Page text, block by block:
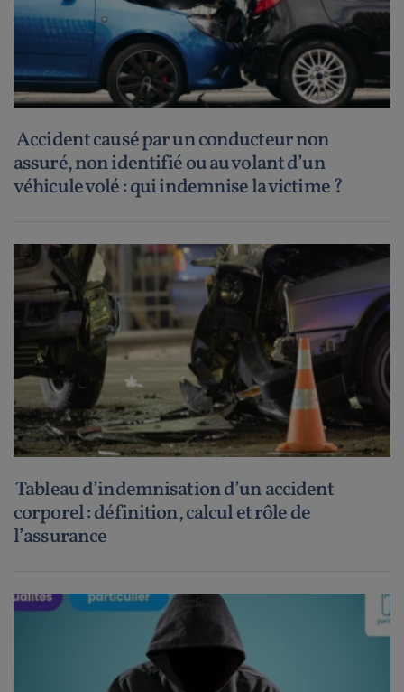
Accident causé par un conducteur non
assuré, non identifié ou au volant d’un
véhicule volé : qui indemnise la victime ?
Tableau d’indemnisation d’un accident
corporel : définition, calcul et rôle de
l’assurance